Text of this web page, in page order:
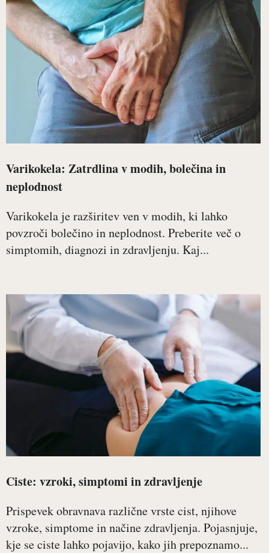
Varikokela: Zatrdlina v modih, bolečina in
neplodnost
Varikokela je razširitev ven v modih, ki lahko
povzroči bolečino in neplodnost. Preberite več o
simptomih, diagnozi in zdravljenju. Kaj...
Ciste: vzroki, simptomi in zdravljenje
Prispevek obravnava različne vrste cist, njihove
vzroke, simptome in načine zdravljenja. Pojasnjuje,
kje se ciste lahko pojavijo, kako jih prepoznamo...